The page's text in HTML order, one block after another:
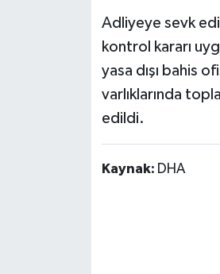
Adliyeye sevk
kontrol kararı
yasa dışı bahis
varlıklarında
edildi.
Kaynak: DHA